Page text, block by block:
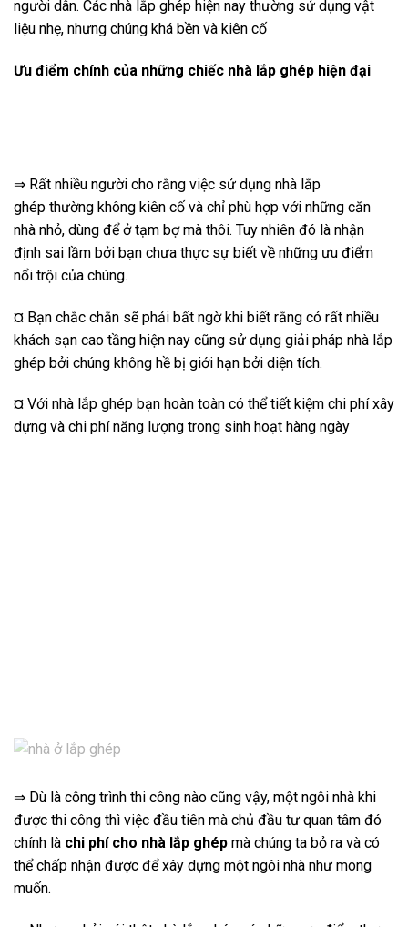
người dân. Các nhà lắp ghép hiện nay thường sử dụng vật
liệu nhẹ, nhưng chúng khá bền và kiên cố
Ưu điểm chính của những chiếc nhà lắp ghép hiện đại
⇒ Rất nhiều người cho rằng việc sử dụng nhà lắp
ghép thường không kiên cố và chỉ phù hợp với những căn
nhà nhỏ, dùng để ở tạm bợ mà thôi. Tuy nhiên đó là nhận
định sai lầm bởi bạn chưa thực sự biết về những ưu điểm
nổi trội của chúng.
¤ Bạn chắc chắn sẽ phải bất ngờ khi biết rằng có rất nhiều
khách sạn cao tầng hiện nay cũng sử dụng giải pháp nhà lắp
ghép bởi chúng không hề bị giới hạn bởi diện tích.
¤ Với nhà lắp ghép bạn hoàn toàn có thể tiết kiệm chi phí xây
dựng và chi phí năng lượng trong sinh hoạt hàng ngày
⇒ Dù là công trình thi công nào cũng vậy, một ngôi nhà khi
được thi công thì việc đầu tiên mà chủ đầu tư quan tâm đó
chính là chi phí cho nhà lắp ghép mà chúng ta bỏ ra và có
thể chấp nhận được để xây dựng một ngôi nhà như mong
muốn.